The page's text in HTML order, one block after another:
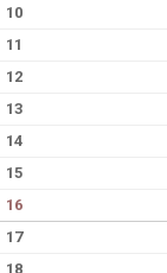
10
11
12
13
14
15
16
17
18